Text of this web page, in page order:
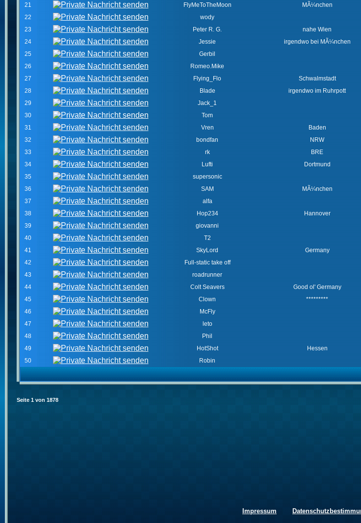
21
FlyMeToTheMoon MÃ¼nchen
22
wody
23
Peter R. G. nahe Wien
24
Jessie irgendwo bei MÃ¼nchen
25
Gerbil
26
Romeo.Mike
27
Flying_Flo Schwalmstadt
28
Blade irgendwo im Ruhrpott
29
Jack_1
30
Tom
31
Vren Baden
32
bondfan NRW
33
rk BRE
34
Lufti Dortmund
35
supersonic
36
SAM MÃ¼nchen
37
alfa
38
Hop234 Hannover
39
giovanni
40
T2
41
SkyLord Germany
42
Full-static take off
43
roadrunner
44
Colt Seavers Good ol' Germany
45
Clown *********
46
McFly
47
leto
48
Phil
49
HotShot Hessen
50
Robin
Seite 1 von 1878
Impressum